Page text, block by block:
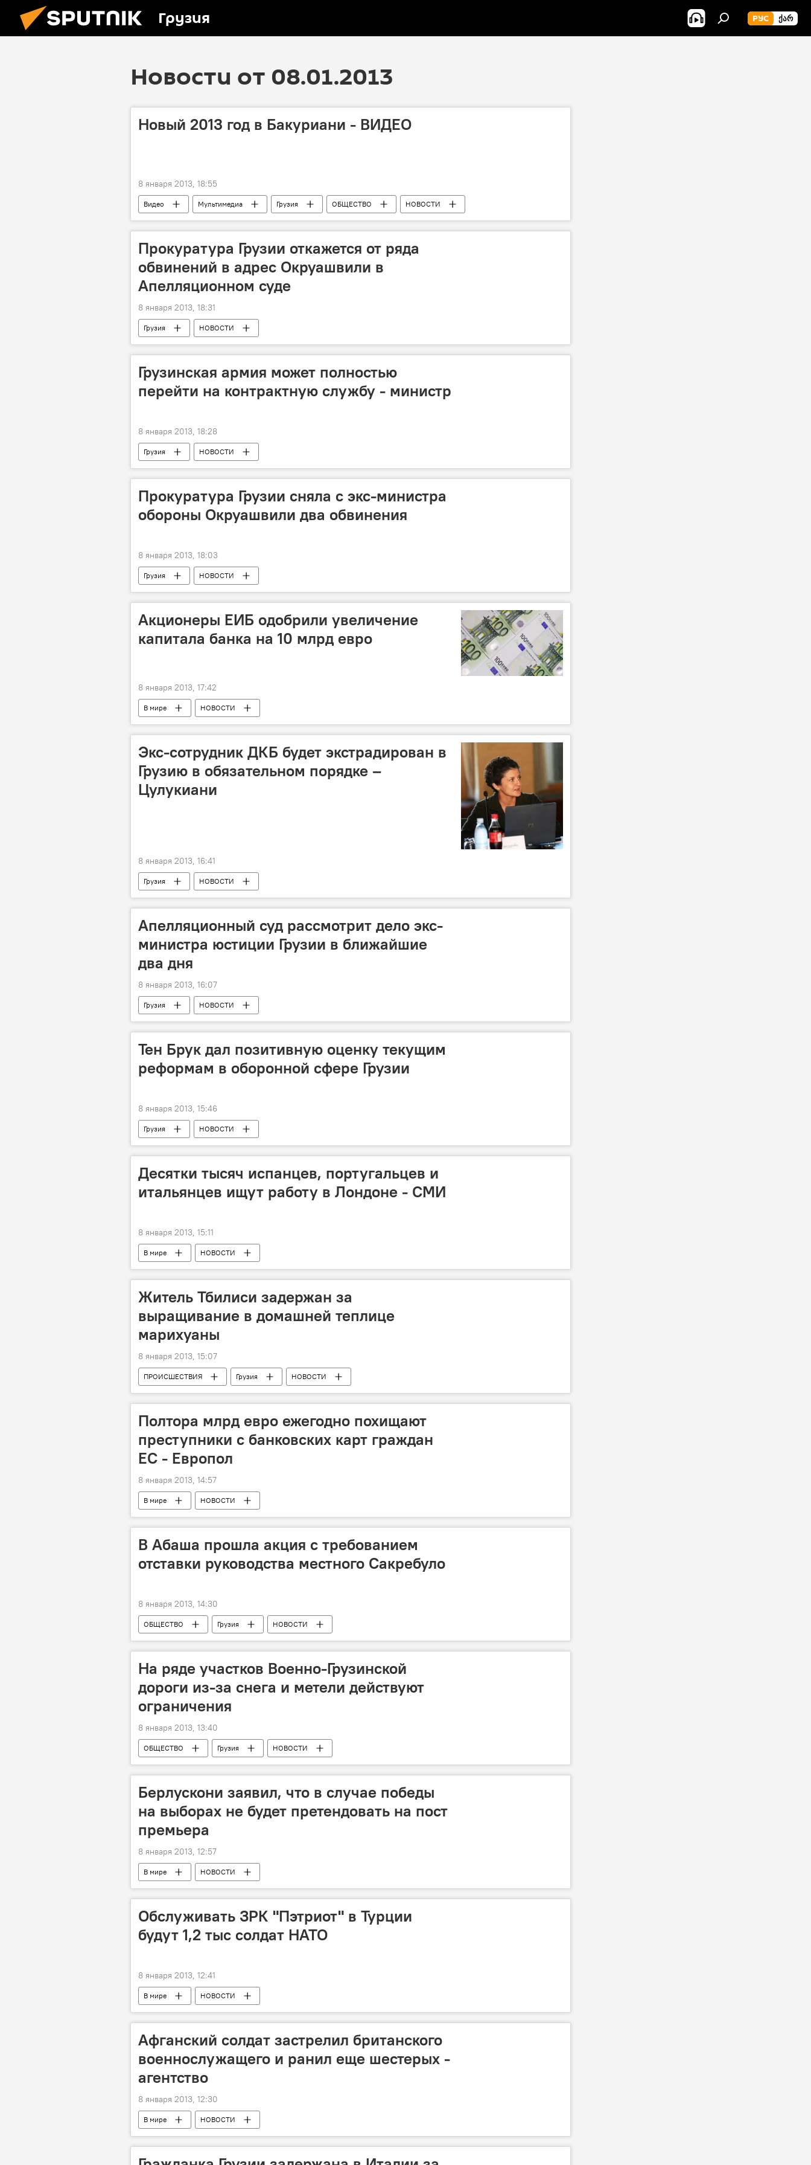
Грузия РУС ᲥᲐᲠ
Новости от 08.01.2013
Новый 2013 год в Бакуриани - ВИДЕО
8 января 2013, 18:55
Видео Мультимедиа Грузия ОБЩЕСТВО НОВОСТИ
Прокуратура Грузии откажется от ряда
обвинений в адрес Окруашвили в
Апелляционном суде
8 января 2013, 18:31
Грузия НОВОСТИ
Грузинская армия может полностью
перейти на контрактную службу - министр
8 января 2013, 18:28
Грузия НОВОСТИ
Прокуратура Грузии сняла с экс-министра
обороны Окруашвили два обвинения
8 января 2013, 18:03
Грузия НОВОСТИ
Акционеры ЕИБ одобрили увеличение
капитала банка на 10 млрд евро
8 января 2013, 17:42
В мире НОВОСТИ
Экс-сотрудник ДКБ будет экстрадирован в
Грузию в обязательном порядке –
Цулукиани
8 января 2013, 16:41
Грузия НОВОСТИ
Апелляционный суд рассмотрит дело экс-
министра юстиции Грузии в ближайшие
два дня
8 января 2013, 16:07
Грузия НОВОСТИ
Тен Брук дал позитивную оценку текущим
реформам в оборонной сфере Грузии
8 января 2013, 15:46
Грузия НОВОСТИ
Десятки тысяч испанцев, португальцев и
итальянцев ищут работу в Лондоне - СМИ
8 января 2013, 15:11
В мире НОВОСТИ
Житель Тбилиси задержан за
выращивание в домашней теплице
марихуаны
8 января 2013, 15:07
ПРОИСШЕСТВИЯ Грузия НОВОСТИ
Полтора млрд евро ежегодно похищают
преступники с банковских карт граждан
ЕС - Европол
8 января 2013, 14:57
В мире НОВОСТИ
В Абаша прошла акция с требованием
отставки руководства местного Сакребуло
8 января 2013, 14:30
ОБЩЕСТВО Грузия НОВОСТИ
На ряде участков Военно-Грузинской
дороги из-за снега и метели действуют
ограничения
8 января 2013, 13:40
ОБЩЕСТВО Грузия НОВОСТИ
Берлускони заявил, что в случае победы
на выборах не будет претендовать на пост
премьера
8 января 2013, 12:57
В мире НОВОСТИ
Обслуживать ЗРК "Пэтриот" в Турции
будут 1,2 тыс солдат НАТО
8 января 2013, 12:41
В мире НОВОСТИ
Афганский солдат застрелил британского
военнослужащего и ранил еще шестерых -
агентство
8 января 2013, 12:30
В мире НОВОСТИ